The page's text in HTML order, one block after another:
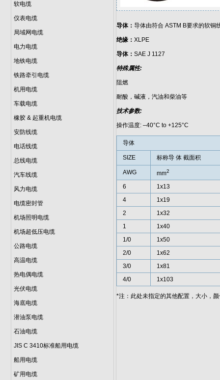
软电缆
仪表电缆
局域网电缆
电力电缆
地铁电缆
铁路牵引电缆
机用电缆
车载电缆
橡胶 & 起重机电缆
安防线缆
电话线缆
总线电缆
汽车线缆
风力电缆
电缆密封管
机场照明电缆
机场超低压电缆
公路电缆
高温电缆
热电偶电缆
光伏电缆
海底电缆
潜油泵电缆
石油电缆
JIS C 3410标准船用电缆
船用电缆
矿用电缆
导体： 导体由符合 ASTM B要求的软铜
绝缘： XLPE
导体： SAE J 1127
特殊属性:
阻燃
耐酸，碱液，汽油和柴油等
技术参数:
操作温度: –40°C to +125°C
导体
SIZE 标称导 体 截面积
AWG mm2
6
1x13
4
1x19
2
1x32
1
1x40
1/0
1x50
2/0
1x62
3/0
1x81
4/0
1x103
*注：此处未指定的其他配置，大小，